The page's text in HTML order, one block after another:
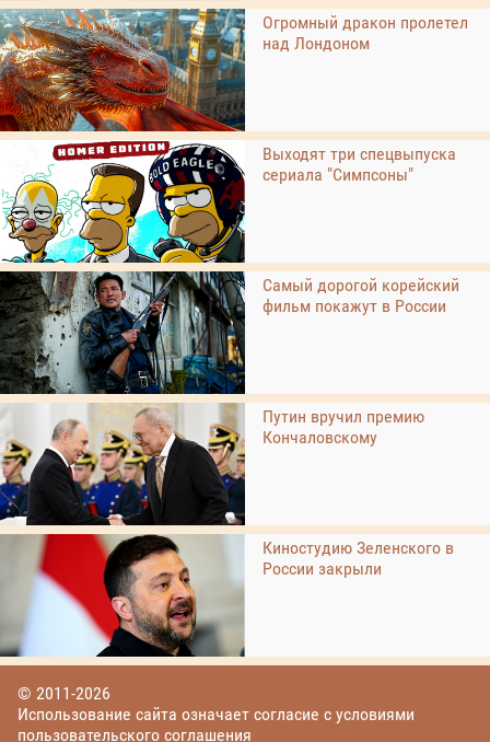
Огромный дракон пролетел
над Лондоном
Выходят три спецвыпуска
сериала "Симпсоны"
Самый дорогой корейский
фильм покажут в России
Путин вручил премию
Кончаловскому
Киностудию Зеленского в
России закрыли
© 2011-2026
Использование сайта означает согласие с условиями
пользовательского соглашения